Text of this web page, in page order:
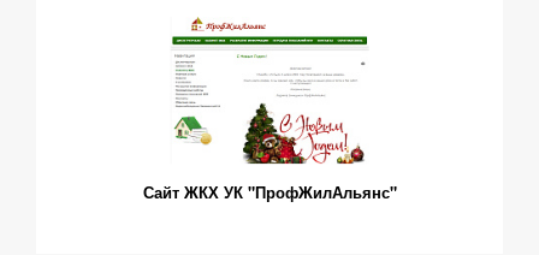
Сайт ЖКХ УК "ПрофЖилАльянс"